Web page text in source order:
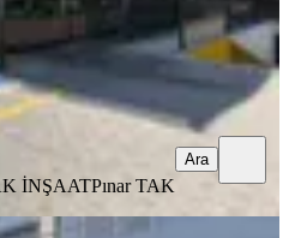
İNŞAATPınar TAK
Ara